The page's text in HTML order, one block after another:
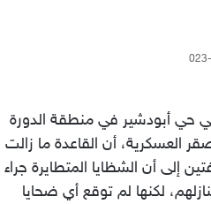
حي أبودشير في منطقة الدورة
العسكرية، أن القاعدة ما زالت
إلى أن الشظايا المتطايرة جراء
لكنها لم توقع أي ضحايا